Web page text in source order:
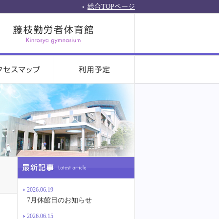
総合TOPページ
2026.06.19
7月休館日のお知らせ
2026.06.15